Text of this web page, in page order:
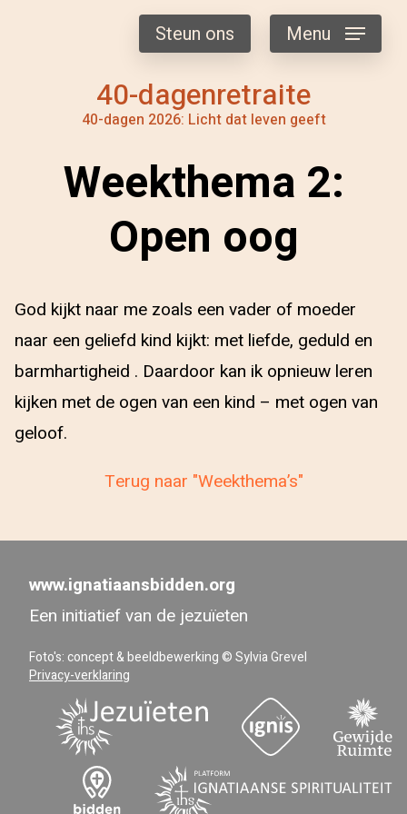
40-dagenretraite
40-dagen 2026: Licht dat leven geeft
Steun ons Menu
Weekthema 2:
Open oog
God kijkt naar me zoals een vader of moeder
naar een geliefd kind kijkt: met liefde, geduld en
barmhartigheid . Daardoor kan ik opnieuw leren
kijken met de ogen van een kind – met ogen van
geloof.
Terug naar "Weekthema’s"
www.ignatiaansbidden.org
Een initiatief van de jezuïeten
Foto's: concept & beeldbewerking © Sylvia Grevel
Privacy-verklaring